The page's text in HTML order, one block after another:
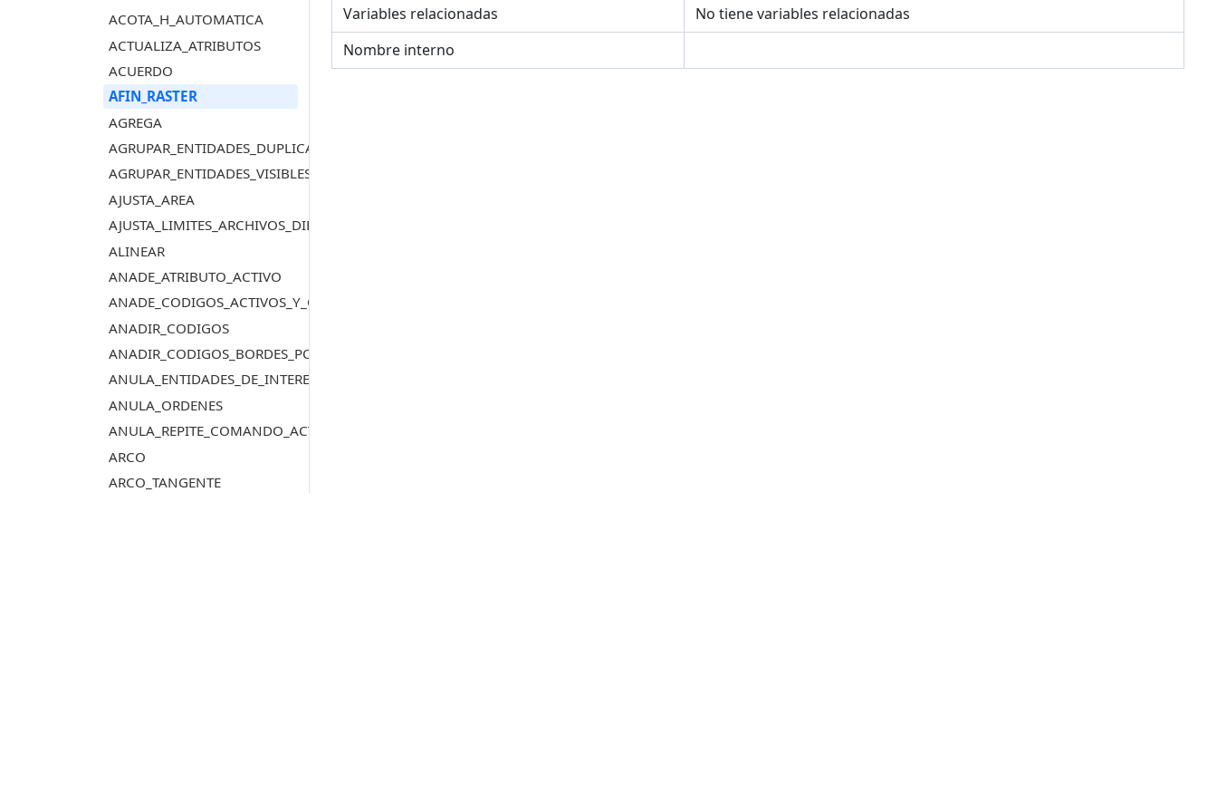
ACOTA_H_AUTOMATICA
ACTUALIZA_ATRIBUTOS
ACUERDO
AFIN_RASTER
AGREGA
AGRUPAR_ENTIDADES_DUPLICADAS
AGRUPAR_ENTIDADES_VISIBLES_DUPLICADAS
AJUSTA_AREA
AJUSTA_LIMITES_ARCHIVOS_DIBUJO
ALINEAR
ANADE_ATRIBUTO_ACTIVO
ANADE_CODIGOS_ACTIVOS_Y_CENTROIDE
ANADIR_CODIGOS
ANADIR_CODIGOS_BORDES_POLIGONOS_TOPOLOGIA
ANULA_ENTIDADES_DE_INTERES
ANULA_ORDENES
ANULA_REPITE_COMANDO_ACTIVO
ARCO
ARCO_TANGENTE
Variables relacionadas
No tiene variables relacionadas
Nombre interno